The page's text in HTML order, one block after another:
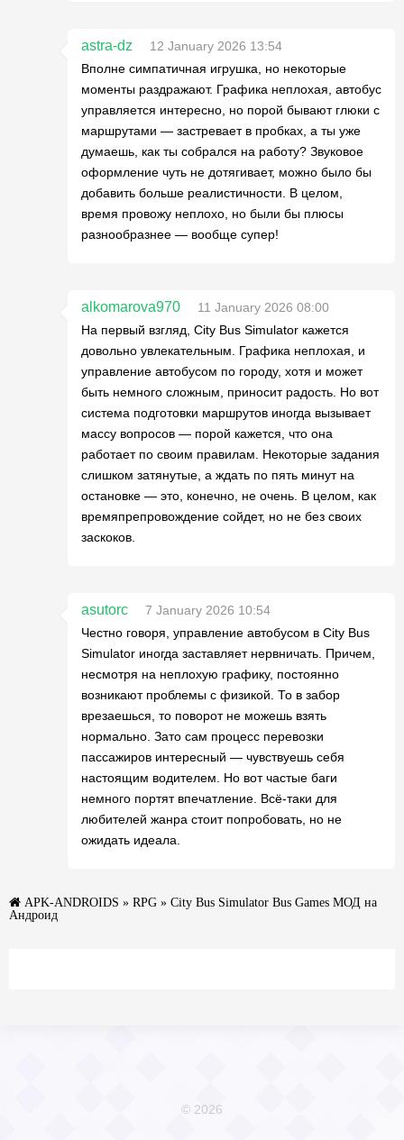
astra-dz
12 January 2026 13:54
Вполне симпатичная игрушка, но некоторые
моменты раздражают. Графика неплохая, автобус
управляется интересно, но порой бывают глюки с
маршрутами — застревает в пробках, а ты уже
думаешь, как ты собрался на работу? Звуковое
оформление чуть не дотягивает, можно было бы
добавить больше реалистичности. В целом,
время провожу неплохо, но были бы плюсы
разнообразнее — вообще супер!
alkomarova970
11 January 2026 08:00
На первый взгляд, City Bus Simulator кажется
довольно увлекательным. Графика неплохая, и
управление автобусом по городу, хотя и может
быть немного сложным, приносит радость. Но вот
система подготовки маршрутов иногда вызывает
массу вопросов — порой кажется, что она
работает по своим правилам. Некоторые задания
слишком затянутые, а ждать по пять минут на
остановке — это, конечно, не очень. В целом, как
времяпрепровождение сойдет, но не без своих
заскоков.
asutorc
7 January 2026 10:54
Честно говоря, управление автобусом в City Bus
Simulator иногда заставляет нервничать. Причем,
несмотря на неплохую графику, постоянно
возникают проблемы с физикой. То в забор
врезаешься, то поворот не можешь взять
нормально. Зато сам процесс перевозки
пассажиров интересный — чувствуешь себя
настоящим водителем. Но вот частые баги
немного портят впечатление. Всё-таки для
любителей жанра стоит попробовать, но не
ожидать идеала.
APK-ANDROIDS » RPG » City Bus Simulator Bus Games МОД на
Андроид
© 2026